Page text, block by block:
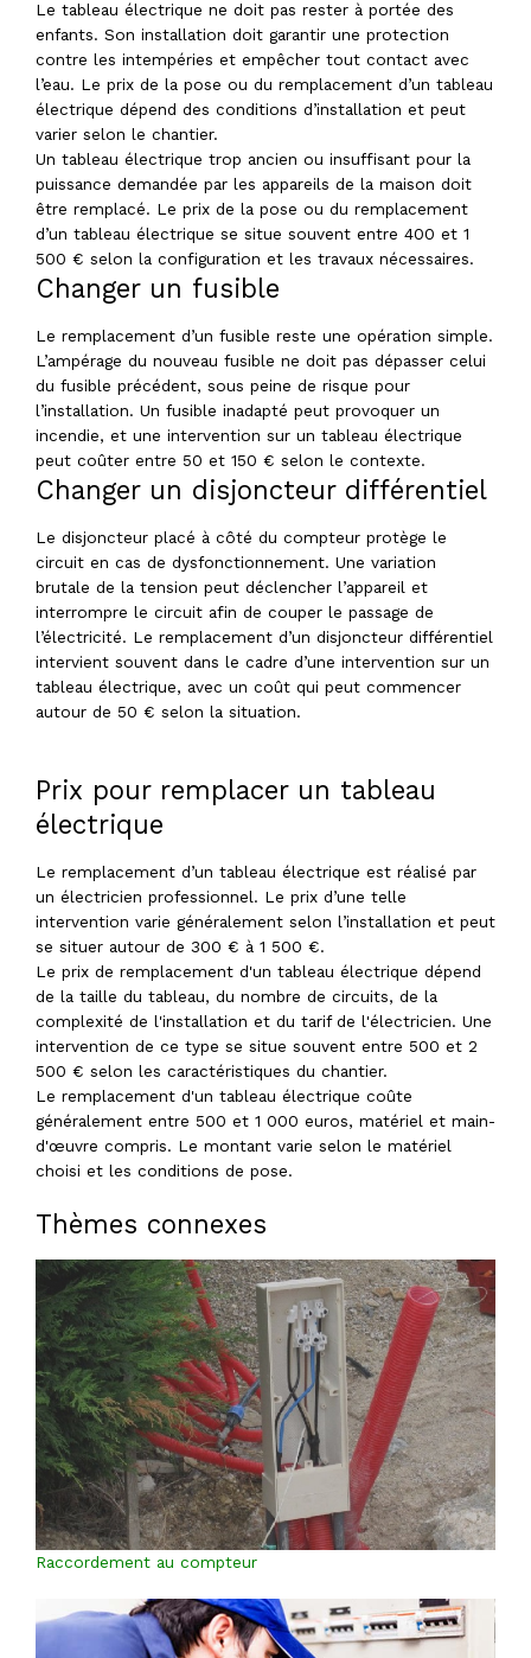
Le tableau électrique ne doit pas rester à portée des
enfants. Son installation doit garantir une protection
contre les intempéries et empêcher tout contact avec
l’eau. Le prix de la pose ou du remplacement d’un tableau
électrique dépend des conditions d’installation et peut
varier selon le chantier.
Un tableau électrique trop ancien ou insuffisant pour la
puissance demandée par les appareils de la maison doit
être remplacé. Le prix de la pose ou du remplacement
d’un tableau électrique se situe souvent entre 400 et 1
500 € selon la configuration et les travaux nécessaires.
Changer un fusible
Le remplacement d’un fusible reste une opération simple.
L’ampérage du nouveau fusible ne doit pas dépasser celui
du fusible précédent, sous peine de risque pour
l’installation. Un fusible inadapté peut provoquer un
incendie, et une intervention sur un tableau électrique
peut coûter entre 50 et 150 € selon le contexte.
Changer un disjoncteur différentiel
Le disjoncteur placé à côté du compteur protège le
circuit en cas de dysfonctionnement. Une variation
brutale de la tension peut déclencher l’appareil et
interrompre le circuit afin de couper le passage de
l’électricité. Le remplacement d’un disjoncteur différentiel
intervient souvent dans le cadre d’une intervention sur un
tableau électrique, avec un coût qui peut commencer
autour de 50 € selon la situation.
Prix pour remplacer un tableau
électrique
Le remplacement d’un tableau électrique est réalisé par
un électricien professionnel. Le prix d’une telle
intervention varie généralement selon l’installation et peut
se situer autour de 300 € à 1 500 €.
Le prix de remplacement d'un tableau électrique dépend
de la taille du tableau, du nombre de circuits, de la
complexité de l'installation et du tarif de l'électricien. Une
intervention de ce type se situe souvent entre 500 et 2
500 € selon les caractéristiques du chantier.
Le remplacement d'un tableau électrique coûte
généralement entre 500 et 1 000 euros, matériel et main-
d'œuvre compris. Le montant varie selon le matériel
choisi et les conditions de pose.
Thèmes connexes
Raccordement au compteur